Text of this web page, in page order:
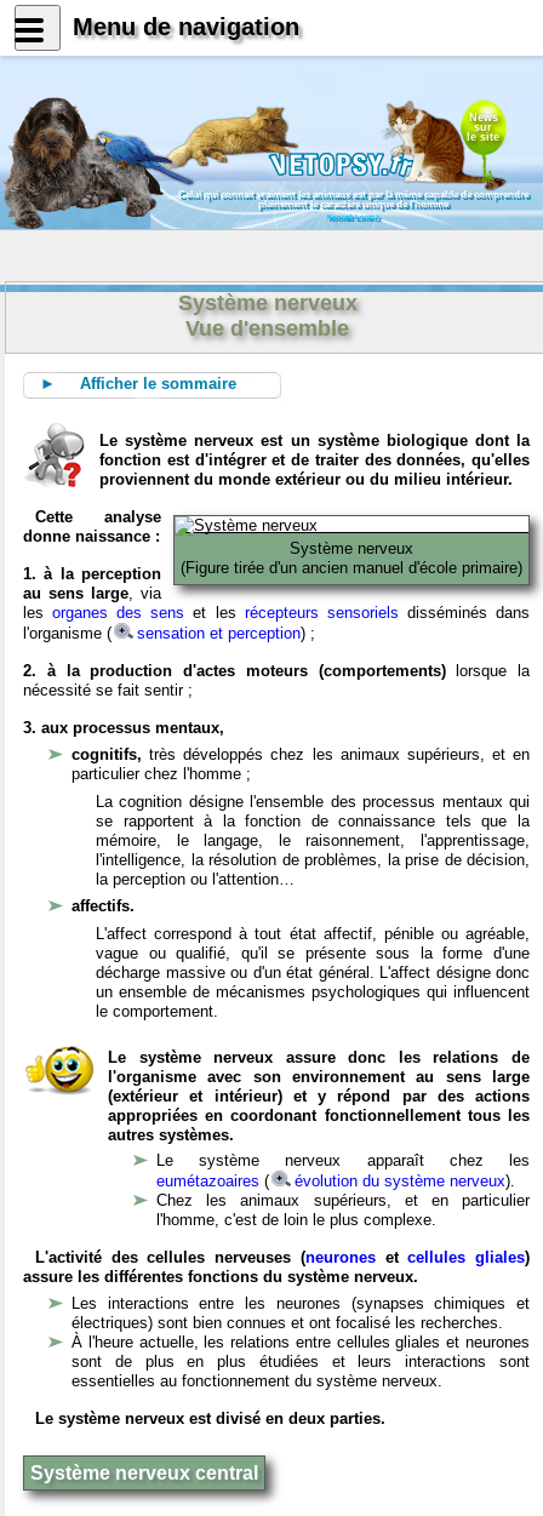
News
sur
le site
Celui qui connait vraiment les animaux est par là même capable de comprendre
pleinement le caractère unique de l'homme
Konrad Lorenz
Système nerveux
Vue d'ensemble
► Afficher le sommaire
Le système nerveux est un système biologique dont la
fonction est d'intégrer et de traiter des données, qu'elles
proviennent du monde extérieur ou du milieu intérieur.
Système nerveux
(Figure tirée d'un ancien manuel d'école primaire)
Cette analyse
donne naissance :
1. à la perception
au sens large, via
lesorganes des sens et les récepteurs sensoriels disséminés dans
l'organisme (
sensation et perception) ;
2. à la production d'actes moteurs (comportements)lorsque la
nécessité se fait sentir ;
3. aux processus mentaux,
cognitifs,très développés chez les animaux supérieurs, et en
particulier chez l'homme ;
La cognition désigne l'ensemble des processus mentaux qui
se rapportent à la fonction de connaissance tels que la
mémoire, le langage, le raisonnement, l'apprentissage,
l'intelligence, la résolution de problèmes, la prise de décision,
la perception ou l'attention…
affectifs.
L'affect correspond à tout état affectif, pénible ou agréable,
vague ou qualifié, qu'il se présente sous la forme d'une
décharge massive ou d'un état général. L'affect désigne donc
un ensemble de mécanismes psychologiques qui influencent
le comportement.
Le système nerveux assure donc les relations de
l'organisme avec son environnement au sens large
(extérieur et intérieur) et y répond par des actions
appropriées en coordonant fonctionnellement tous les
autres systèmes.
Le système nerveux apparaît chez les
eumétazoaires ( évolution du système nerveux).
Chez les animaux supérieurs, et en particulier
l'homme, c'est de loin le plus complexe.
L'activité des cellules nerveuses (neuronesetcellules gliales)
assure les différentes fonctions du système nerveux.
Les interactions entre les neurones (synapses chimiques et
électriques) sont bien connues et ont focalisé les recherches.
À l'heure actuelle, les relations entre cellules gliales et neurones
sont de plus en plus étudiées et leurs interactions sont
essentielles au fonctionnement du système nerveux.
Le système nerveux est divisé en deux parties.
Système nerveux central
Menu de navigation